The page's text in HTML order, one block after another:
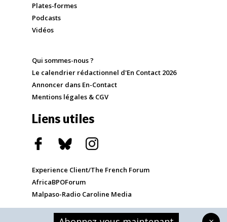
Plates-formes
Podcasts
Vidéos
Qui sommes-nous ?
Le calendrier rédactionnel d'En Contact 2026
Annoncer dans En-Contact
Mentions légales & CGV
Liens utiles
Experience Client/The French Forum
AfricaBPOForum
Malpaso-Radio Caroline Media